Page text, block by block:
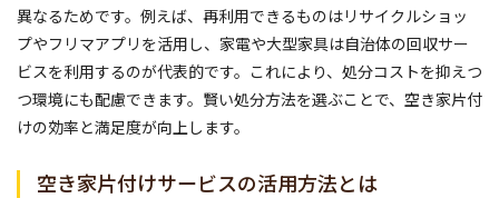
異なるためです。例えば、再利用できるものはリサイクルショッ
プやフリマアプリを活用し、家電や大型家具は自治体の回収サー
ビスを利用するのが代表的です。これにより、処分コストを抑えつ
つ環境にも配慮できます。賢い処分方法を選ぶことで、空き家片付
けの効率と満足度が向上します。
空き家片付けサービスの活用方法とは